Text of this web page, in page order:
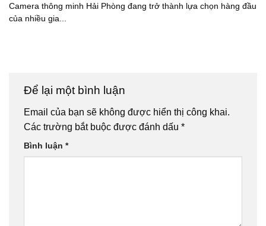
Camera thông minh Hải Phòng đang trở thành lựa chọn hàng đầu
của nhiều gia...
Để lại một bình luận
Email của bạn sẽ không được hiển thị công khai.
Các trường bắt buộc được đánh dấu *
Bình luận *